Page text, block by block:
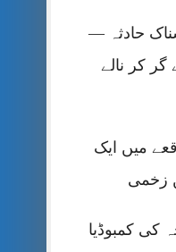
حادثہ —
کر نالے
میں ایک
زخمی
کی کمبوڈیا